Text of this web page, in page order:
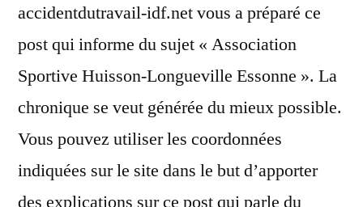
accidentdutravail-idf.net vous a préparé ce
post qui informe du sujet « Association
Sportive Huisson-Longueville Essonne ». La
chronique se veut générée du mieux possible.
Vous pouvez utiliser les coordonnées
indiquées sur le site dans le but d’apporter
des explications sur ce post qui parle du